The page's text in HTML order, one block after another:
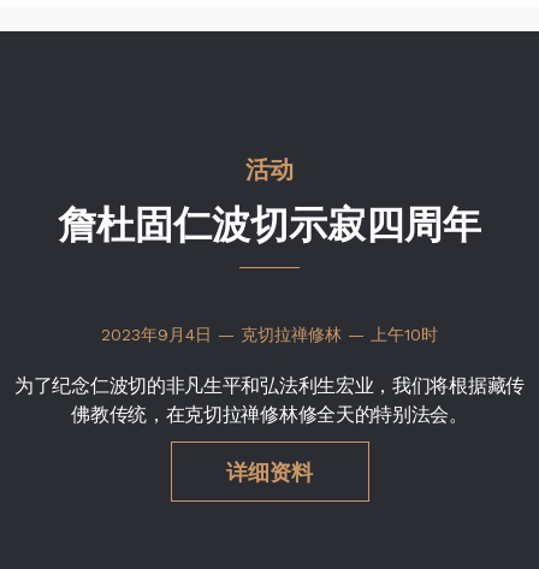
活动
詹杜固仁波切示寂四周年
2023年9月4日 — 克切拉禅修林 — 上午10时
为了纪念仁波切的非凡生平和弘法利生宏业，我们将根据藏传
佛教传统，在克切拉禅修林修全天的特别法会。
详细资料